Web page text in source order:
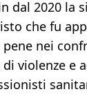
dal 2020 la
che fu
nei
violenze e